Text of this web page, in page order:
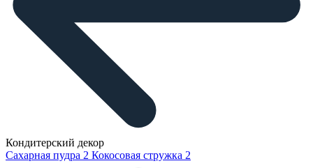
Кондитерский декор
Сахарная пудра 2 Кокосовая стружка 2